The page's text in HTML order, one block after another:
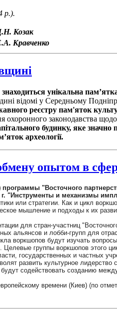
р.).
Козак
Кравченко
унікальна
відомі у Середньому
реєстру пам'яток
охоронного законодавства
будинку, яке
археології.
опытом в
"Восточного
"Инструменты и механизмы
или стратегии. Как и цикл
мышление и подходы к их
для стран-участниц
альянсов и лобби-групп для
воркшопов будут изучать
группы воркшопов этого
государственных и частных
развить культурное лидерство
содействовать созданию
времени (Киев) (по